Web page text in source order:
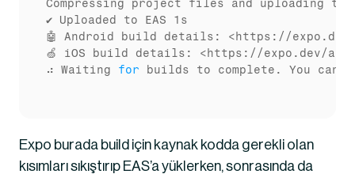
Compressing project files and uploading to
✔ Uploaded to EAS 1s
🤖 Android build details: <https://expo.dev/
🍏 iOS build details: <https://expo.dev/
⠴ Waiting for builds to complete. You can
Expo burada build için kaynak kodda gerekli olan
kısımları sıkıştırıp EAS’a yüklerken, sonrasında da